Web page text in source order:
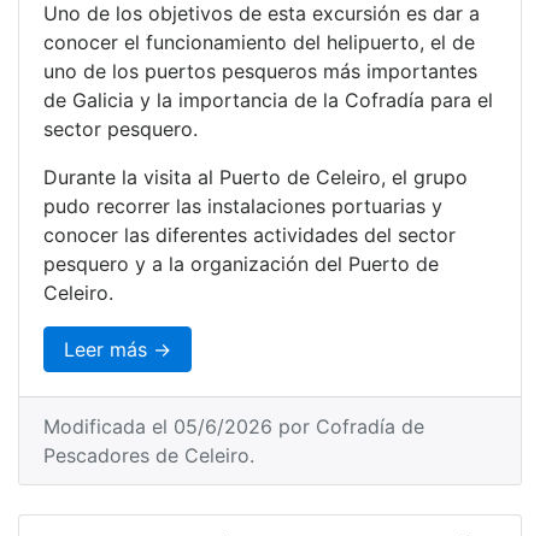
Uno de los objetivos de esta excursión es dar a
conocer el funcionamiento del helipuerto, el de
uno de los puertos pesqueros más importantes
de Galicia y la importancia de la Cofradía para el
sector pesquero.
Durante la visita al Puerto de Celeiro, el grupo
pudo recorrer las instalaciones portuarias y
conocer las diferentes actividades del sector
pesquero y a la organización del Puerto de
Celeiro.
Leer más →
Modificada el 05/6/2026 por Cofradía de
Pescadores de Celeiro.